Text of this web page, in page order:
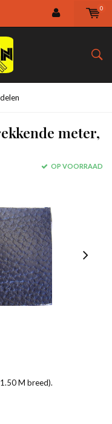
0
meter,
OP VOORRAAD
M breed).